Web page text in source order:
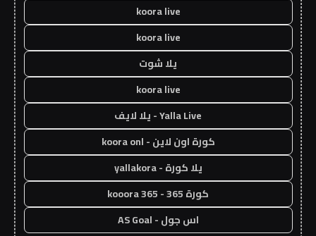
koora live
koora live
يلا شوت
koora live
Yalla Live - يلا لايف
كورة اون لاين - koora onl
يلا كورة - yallakora
كورة 365 - kooora 365
اس جول - AS Goal